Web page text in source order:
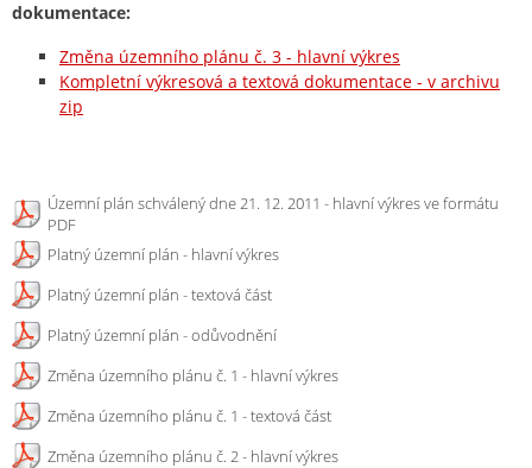
dokumentace:
Změna územního plánu č. 3 - hlavní výkres
Kompletní výkresová a textová dokumentace - v archivu
zip
Územní plán schválený dne 21. 12. 2011 - hlavní výkres ve formátu
PDF
Platný územní plán - hlavní výkres
Platný územní plán - textová část
Platný územní plán - odůvodnění
Změna územního plánu č. 1 - hlavní výkres
Změna územního plánu č. 1 - textová část
Změna územního plánu č. 2 - hlavní výkres